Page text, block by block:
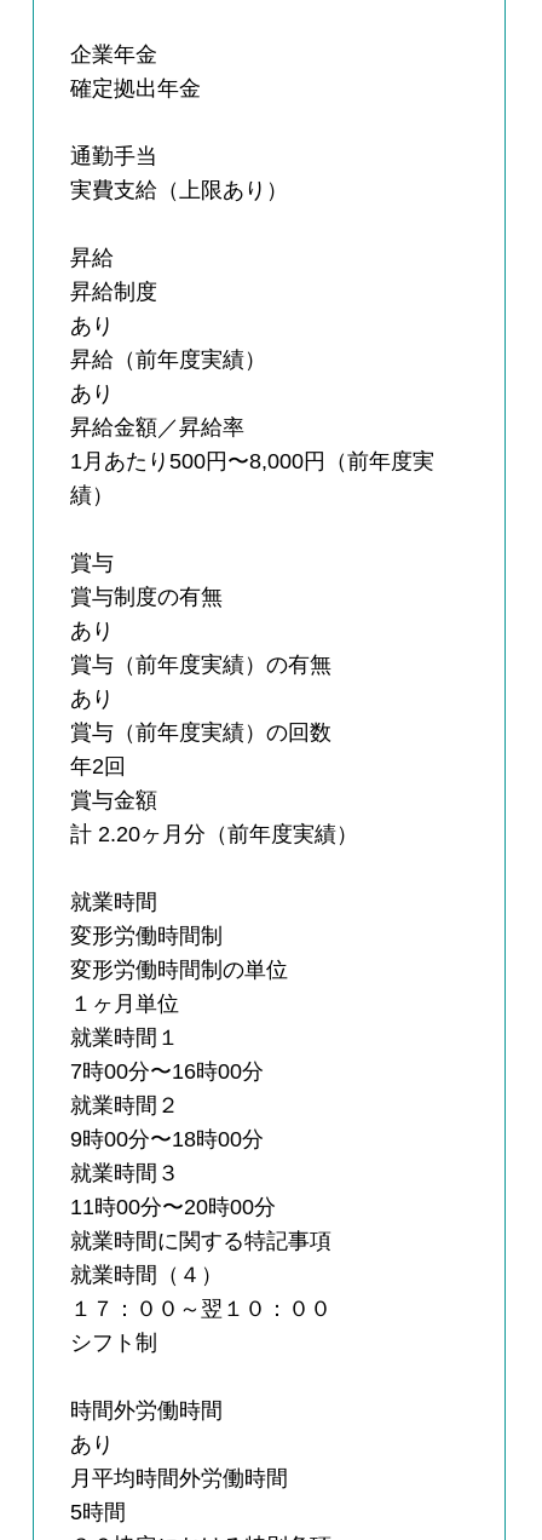
企業年金
確定拠出年金
通勤手当
実費支給（上限あり）
昇給
昇給制度
あり
昇給（前年度実績）
あり
昇給金額／昇給率
1月あたり500円〜8,000円（前年度実
績）
賞与
賞与制度の有無
あり
賞与（前年度実績）の有無
あり
賞与（前年度実績）の回数
年2回
賞与金額
計 2.20ヶ月分（前年度実績）
就業時間
変形労働時間制
変形労働時間制の単位
１ヶ月単位
就業時間１
7時00分〜16時00分
就業時間２
9時00分〜18時00分
就業時間３
11時00分〜20時00分
就業時間に関する特記事項
就業時間（４）
１７：００～翌１０：００
シフト制
時間外労働時間
あり
月平均時間外労働時間
5時間